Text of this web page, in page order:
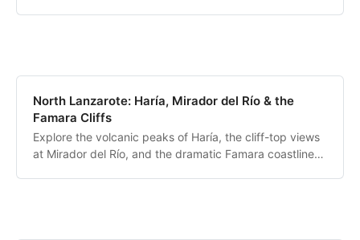
North Lanzarote: Haría, Mirador del Río & the
Famara Cliffs
Explore the volcanic peaks of Haría, the cliff-top views
at Mirador del Río, and the dramatic Famara coastline